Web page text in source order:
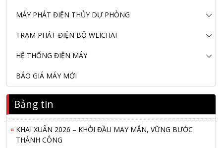
MÁY PHÁT ĐIỆN THỦY DỰ PHÒNG
TRẠM PHÁT ĐIỆN BỘ WEICHAI
HỆ THỐNG ĐIỆN MÁY
BÁO GIÁ MÁY MỚI
Bảng tin
Nanibi Cung Cấp Động Cơ Weichai Cho Tàu Vận Tải Minh
Tú 29
KHAI XUÂN 2026 – KHỞI ĐẦU MAY MẮN, VỮNG BƯỚC
THÀNH CÔNG